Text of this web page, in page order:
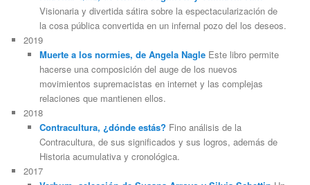
Visionaria y divertida sátira sobre la espectacularización de
la cosa pública convertida en un infernal pozo del los deseos.
2019
Muerte a los normies, de Angela NagleEste libro permite
hacerse una composición del auge de los nuevos
movimientos supremacistas en internet y las complejas
relaciones que mantienen ellos.
2018
Contracultura, ¿dónde estás? Fino análisis de la
Contracultura, de sus significados y sus logros, además de
Historia acumulativa y cronológica.
2017